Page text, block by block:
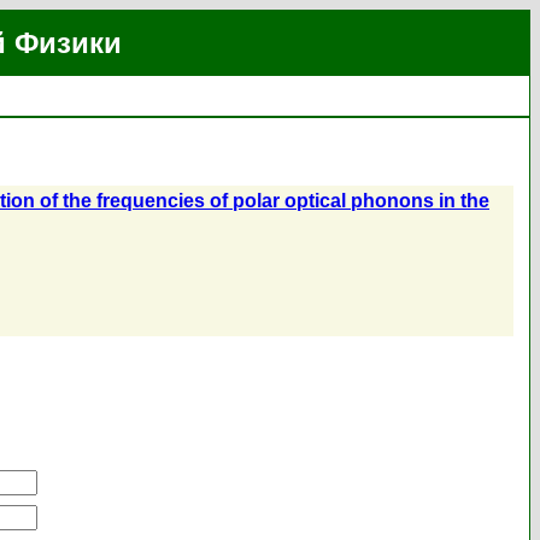
Физики
of the frequencies of polar optical phonons in the